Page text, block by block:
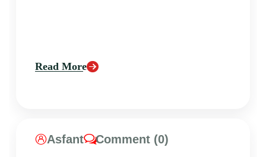
Read More
Asfant
Comment (0)